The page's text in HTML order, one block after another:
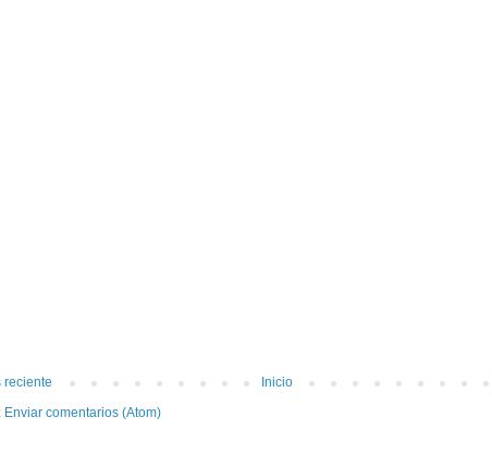
reciente
Inicio
Enviar comentarios (Atom)